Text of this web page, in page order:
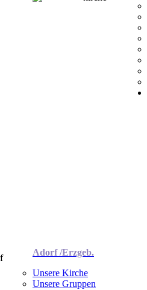
Adorf /Erzgeb.
Unsere Kirche
Unsere Gruppen